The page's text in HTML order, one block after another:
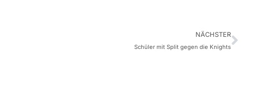
NÄCHSTER
Schüler mit Split gegen die Knights